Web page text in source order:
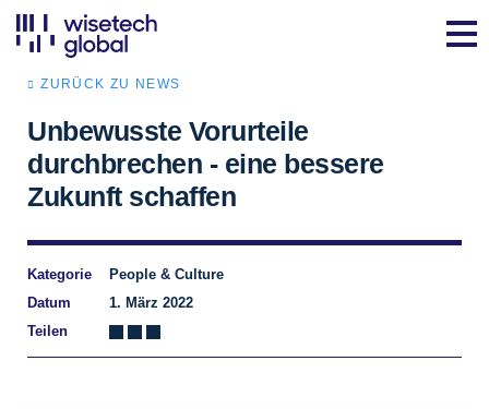
ZURÜCK ZU NEWS
Unbewusste Vorurteile
durchbrechen - eine bessere
Zukunft schaffen
Kategorie
People & Culture
Datum
1. März 2022
Teilen